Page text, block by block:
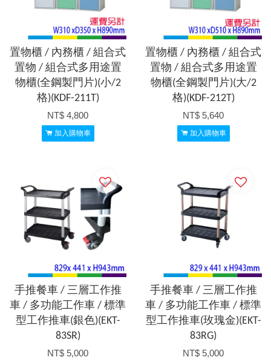
置物櫃 / 內務櫃 / 組合式
置物 / 組合式多用途置
物櫃(全鋼製門片)(小/2
格)(KDF-211T)
NT$ 4,800
加入購物車
置物櫃 / 內務櫃 / 組合式
置物 / 組合式多用途置
物櫃(全鋼製門片)(大/2
格)(KDF-212T)
NT$ 5,640
加入購物車
手推餐車 / 三層工作推
車 / 多功能工作車 / 標準
型工作推車(銀色)(EKT-
83SR)
NT$ 5,000
手推餐車 / 三層工作推
車 / 多功能工作車 / 標準
型工作推車(玫瑰金)(EKT-
83RG)
NT$ 5,000